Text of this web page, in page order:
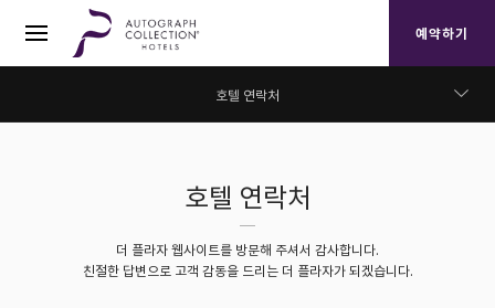
예약하기
호텔 연락처
층별 안내
자주하는 질문
호텔 연락처
더 플라자 웹사이트를 방문해 주셔서 감사합니다.
친절한 답변으로 고객 감동을 드리는 더 플라자가 되겠습니다.